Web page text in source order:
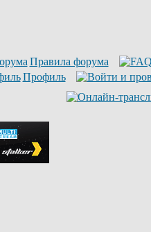
Правила форума
Профиль